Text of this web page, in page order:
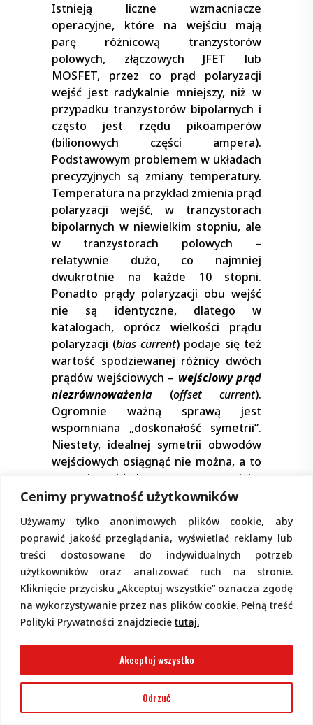
Cenimy prywatność użytkowników
Używamy tylko anonimowych plików cookie, aby
poprawić jakość przeglądania, wyświetlać reklamy lub
treści dostosowane do indywidualnych potrzeb
użytkowników oraz analizować ruch na stronie.
Kliknięcie przycisku „Akceptuj wszystkie” oznacza zgodę
na wykorzystywanie przez nas plików cookie. Pełną treść
Polityki Prywatności znajdziecie tutaj.
Odrzuć
Akceptuj wszystko
Istnieją liczne wzmacniacze
operacyjne, które na wejściu mają
parę różnicową tranzystorów
polowych, złączowych JFET lub
MOSFET, przez co prąd polaryzacji
wejść jest radykalnie mniejszy, niż w
przypadku tranzystorów bipolarnych i
często jest rzędu pikoamperów
(bilionowych części ampera).
Podstawowym problemem w układach
precyzyjnych są zmiany temperatury.
Temperatura na przykład zmienia prąd
polaryzacji wejść, w tranzystorach
bipolarnych w niewielkim stopniu, ale
w tranzystorach polowych –
relatywnie dużo, co najmniej
dwukrotnie na każde 10 stopni.
Ponadto prądy polaryzacji obu wejść
nie są identyczne, dlatego w
katalogach, oprócz wielkości prądu
polaryzacji (bias current) podaje się też
wartość spodziewanej różnicy dwóch
prądów wejściowych – wejściowy prąd
niezrównoważenia(offset current).
Ogromnie ważną sprawą jest
wspomniana „doskonałość symetrii”.
Niestety, idealnej symetrii obwodów
wejściowych osiągnąć nie można, a to
owocuje błędem, znanym jako
wejściowe napięcie niezrównoważenia
(offset voltage). Jak już wiemy, przy
wzmocnieniu rzędu setek tysięcy, a
nawet miliona, do zmiany napięcia na
wyjściu o 1 V wystarczy
zmiana
napięcia miedzy wejściami o jeden do
kilku mikrowoltów. Teoretycznie oba
tranzystory wejściowej pary
różnicowej powinny być identyczne,
czyli do uzyskania jednakowych
prądów tranzystorów pary różnicowej
i zerowego napięcia na wyjściu,
napięcie między wejściami powinno